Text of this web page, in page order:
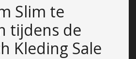
Slim te
tijdens de
Kleding Sale